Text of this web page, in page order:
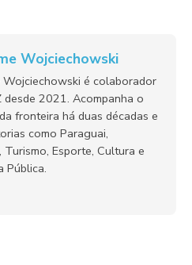
Wojciechowski
Wojciechowski é colaborador
desde 2021. Acompanha o
fronteira há duas décadas e
como Paraguai,
Turismo, Esporte, Cultura e
Pública.